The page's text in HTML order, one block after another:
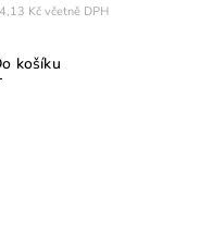
Kč včetně DPH
košíku